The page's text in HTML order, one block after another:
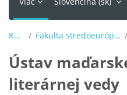
Kurzy Fakulta stredoeurópskych štúdií
Ústav
literárnej vedy